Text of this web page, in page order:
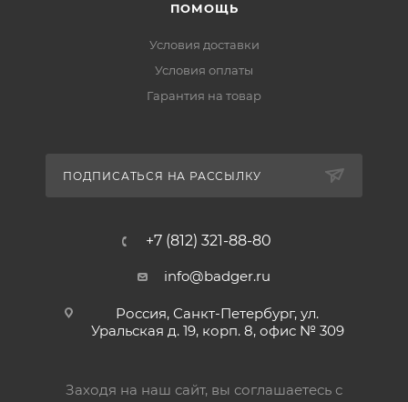
ПОМОЩЬ
Условия доставки
Условия оплаты
Гарантия на товар
ПОДПИСАТЬСЯ НА РАССЫЛКУ
+7 (812) 321-88-80
info@badger.ru
Россия, Санкт-Петербург, ул.
Уральская д. 19, корп. 8, офис № 309
Заходя на наш сайт, вы соглашаетесь с